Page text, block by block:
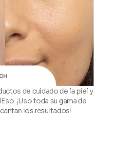
de cuidado de la piel y
¡Uso toda su gama de
los resultados!